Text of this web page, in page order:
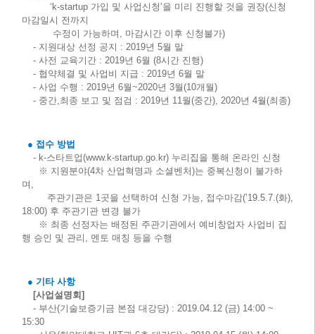
‘k-startup 가입 및 사업신청’을 미리 진행할 것을 권장(신청
마감일시 전까지
수정이 가능하며, 마감시간 이후 신청불가)
- 지원대상 선정 공지 : 2019년 5월 말
- 사전 교육기간 : 2019년 6월 (8시간 진행)
- 협약체결 및 사업비 지급 : 2019년 6월 말
- 사업 수행 : 2019년 6월~2020년 3월(10개월)
- 중간,최종 보고 및 점검 : 2019년 11월(중간), 2020년 4월(최종)
● 접수 방법
- k-스타트업(www.k-startup.go.kr) 누리집을 통해 온라인 신청
※ 지원분야(4차 산업혁명과 소셜벤처)는 중복신청이 불가하
며,
주관기관은 1곳을 선택하여 신청 가능, 접수마감(’19.5.7.(화),
18:00) 후 주관기관 변경 불가
※ 최종 선정자는 배정된 주관기관에서 예비창업자 사업비 집
행 승인 및 관리, 멘토 매칭 등을 수행
● 기타 사항
[사업설명회]
- 부산(기술보증기금 본점 대강당) : 2019.04.12 (금) 14:00 ~
15:30